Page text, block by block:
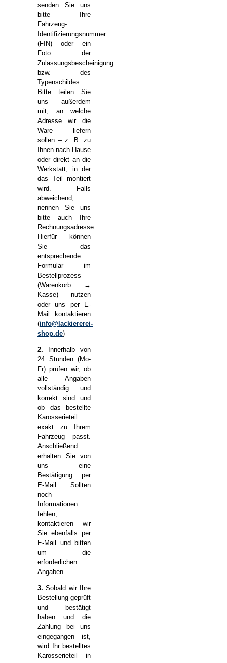
senden Sie uns
bitte Ihre
Fahrzeug-
Identifizierungsnummer
(FIN) oder ein
Foto der
Zulassungsbescheinigung
bzw. des
Typenschildes.
Bitte teilen Sie
uns außerdem
mit, an welche
Adresse wir die
Ware liefern
sollen – z. B. zu
Ihnen nach Hause
oder direkt an die
Werkstatt, in der
das Teil montiert
wird. Falls
abweichend,
nennen Sie uns
bitte auch Ihre
Rechnungsadresse.
Hierfür können
Sie das
entsprechende
Formular im
Bestellprozess
(Warenkorb →
Kasse) nutzen
oder uns per E-
Mail kontaktieren
(info@lackiererei-
shop.de)
2. Innerhalb von
24 Stunden (Mo-
Fr) prüfen wir, ob
alle Angaben
vollständig und
korrekt sind und
ob das bestellte
Karosserieteil
exakt zu Ihrem
Fahrzeug passt.
Anschließend
erhalten Sie von
uns eine
Bestätigung per
E-Mail. Sollten
noch
Informationen
fehlen,
kontaktieren wir
Sie ebenfalls per
E-Mail und bitten
um die
erforderlichen
Angaben.
3. Sobald wir Ihre
Bestellung geprüft
und bestätigt
haben und die
Zahlung bei uns
eingegangen ist,
wird Ihr bestelltes
Karosserieteil in